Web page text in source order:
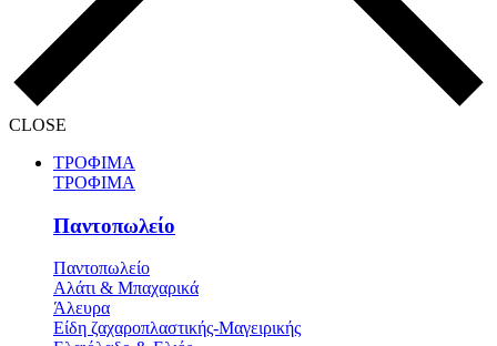
CLOSE
ΤΡΟΦΙΜΑ
ΤΡΟΦΙΜΑ
Παντοπωλείο
Παντοπωλείο
Αλάτι & Μπαχαρικά
Άλευρα
Είδη ζαχαροπλαστικής-Μαγειρικής